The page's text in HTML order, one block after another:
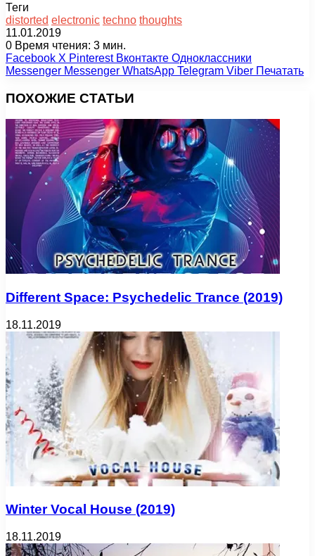
Теги
distorted electronic techno thoughts
11.01.2019
0 Время чтения: 3 мин.
Facebook X Pinterest Вконтакте Одноклассники
Messenger Messenger WhatsApp Telegram Viber Печатать
ПОХОЖИЕ СТАТЬИ
Different Space: Psychedelic Trance (2019)
18.11.2019
Winter Vocal House (2019)
18.11.2019